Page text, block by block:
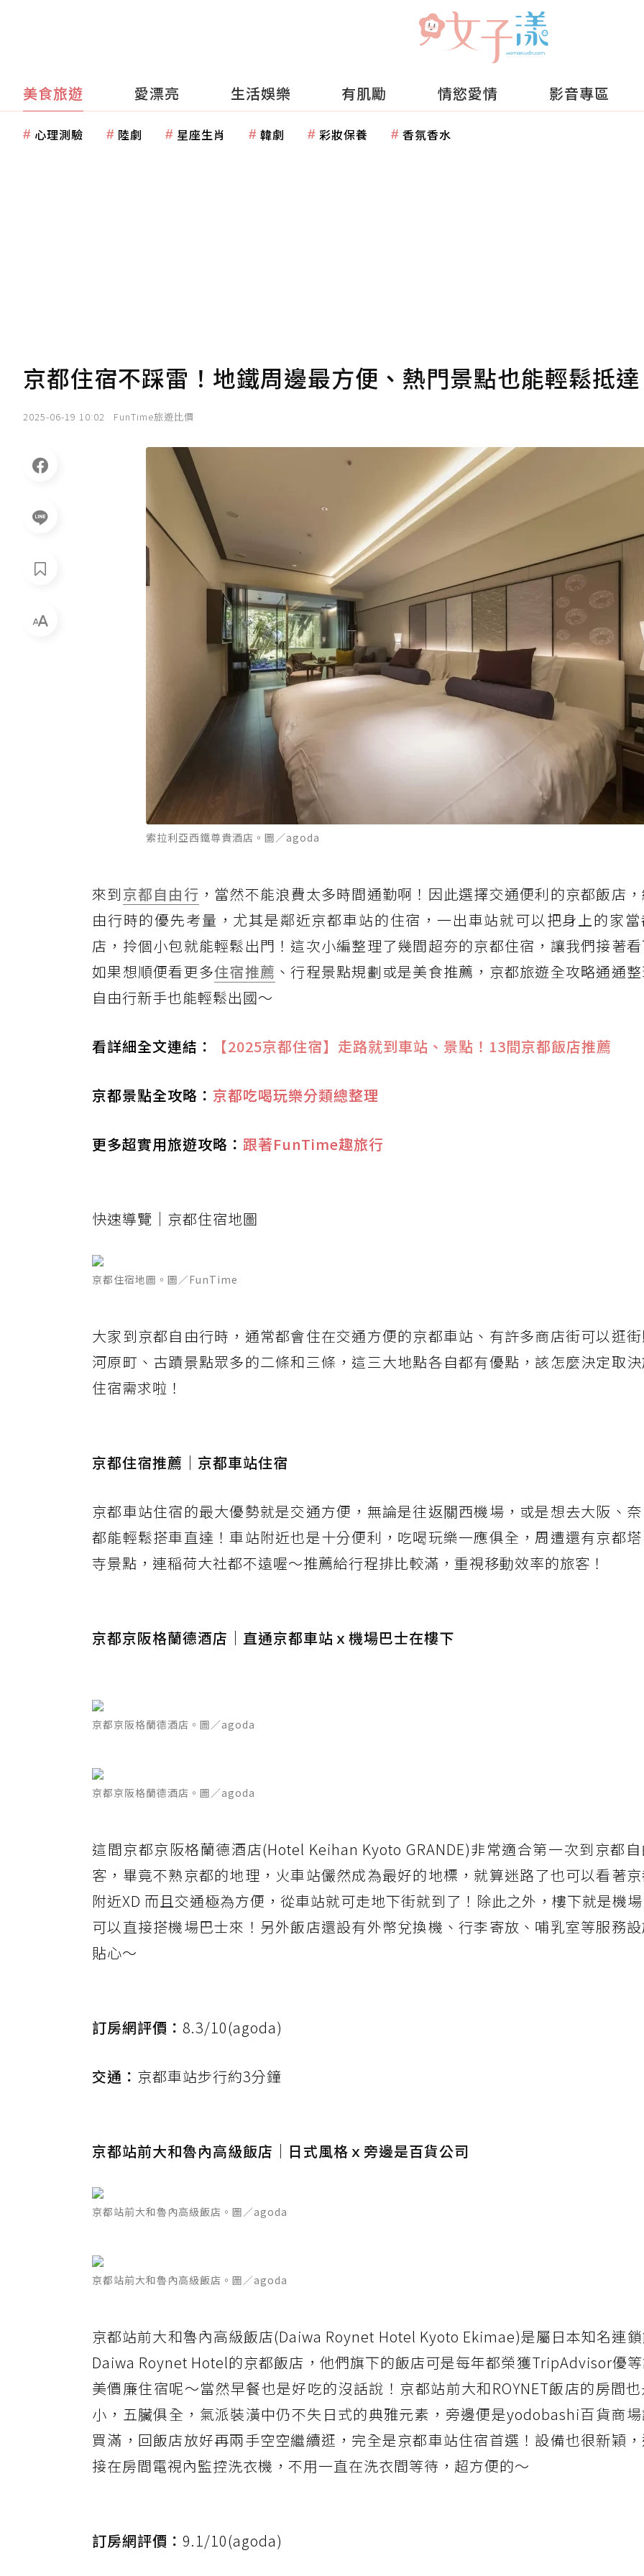
美食旅遊 愛漂亮 生活娛樂 有肌勵 情慾愛情 影音專區
心理測驗 陸劇 星座生肖 韓劇 彩妝保養 香氛香水
京都住宿不踩雷！地鐵周邊最方便、熱門景點也能輕鬆抵達
2025-06-19 10:02 FunTime旅遊比價
索拉利亞西鐵尊貴酒店。圖／agoda
來到京都自由行 ，當然不能浪費太多時間通勤啊！因此選擇交通便利的京都飯店
由行時的優先考量，尤其是鄰近京都車站的住宿，一出車站就可以把身上的家
店，拎個小包就能輕鬆出門！這次小編整理了幾間超夯的京都住宿，讓我們接著
如果想順便看更多住宿推薦 、行程景點規劃或是美食推薦，京都旅遊全攻略通通
自由行新手也能輕鬆出國～
看詳細全文連結： 【2025京都住宿】走路就到車站、景點！13間京都飯店推薦
京都景點全攻略： 京都吃喝玩樂分類總整理
更多超實用旅遊攻略： 跟著FunTime趣旅行
快速導覽｜京都住宿地圖
京都住宿地圖。圖／FunTime
大家到京都自由行時，通常都會住在交通方便的京都車站、有許多商店街可以逛
河原町、古蹟景點眾多的二條和三條，這三大地點各自都有優點，該怎麼決定取
住宿需求啦！
京都住宿推薦｜京都車站住宿
京都車站住宿的最大優勢就是交通方便，無論是往返關西機場，或是想去大阪、
都能輕鬆搭車直達！車站附近也是十分便利，吃喝玩樂一應俱全，周遭還有京都
寺景點，連稲荷大社都不遠喔～推薦給行程排比較滿，重視移動效率的旅客！
京都京阪格蘭德酒店｜直通京都車站ｘ機場巴士在樓下
京都京阪格蘭德酒店。圖／agoda
京都京阪格蘭德酒店。圖／agoda
這間京都京阪格蘭德酒店(Hotel Keihan Kyoto GRANDE)非常適合第一次到京都
客，畢竟不熟京都的地理，火車站儼然成為最好的地標，就算迷路了也可以看著
附近XD 而且交通極為方便，從車站就可走地下街就到了！除此之外，樓下就是機
可以直接搭機場巴士來！另外飯店還設有外幣兌換機、行李寄放、哺乳室等服務
貼心～
訂房網評價： 8.3/10(agoda)
交通： 京都車站步行約3分鐘
京都站前大和魯內高級飯店｜日式風格ｘ旁邊是百貨公司
京都站前大和魯內高級飯店。圖／agoda
京都站前大和魯內高級飯店。圖／agoda
京都站前大和魯內高級飯店(Daiwa Roynet Hotel Kyoto Ekimae)是屬日本知名連
Daiwa Roynet Hotel的京都飯店，他們旗下的飯店可是每年都榮獲TripAdvisor優
美價廉住宿呢～當然早餐也是好吃的沒話說！京都站前大和ROYNET飯店的房間
小，五臟俱全，氣派裝潢中仍不失日式的典雅元素，旁邊便是yodobashi百貨商
買滿，回飯店放好再兩手空空繼續逛，完全是京都車站住宿首選！設備也很新穎
接在房間電視內監控洗衣機，不用一直在洗衣間等待，超方便的～
訂房網評價： 9.1/10(agoda)